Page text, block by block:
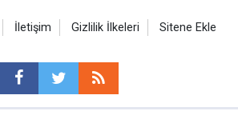
İletişim Gizlilik İlkeleri Sitene Ekle